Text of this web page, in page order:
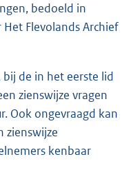
bedoeld in
Flevolands Archief
de in het eerste lid
zienswijze vragen
Ook ongevraagd kan
zienswijze
kenbaar